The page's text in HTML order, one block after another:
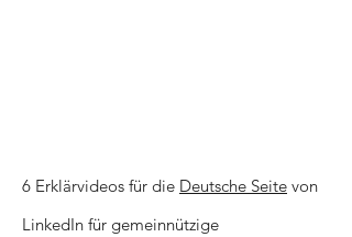
6 Erklärvideos für die Deutsche Seite von
LinkedIn für gemeinnützige